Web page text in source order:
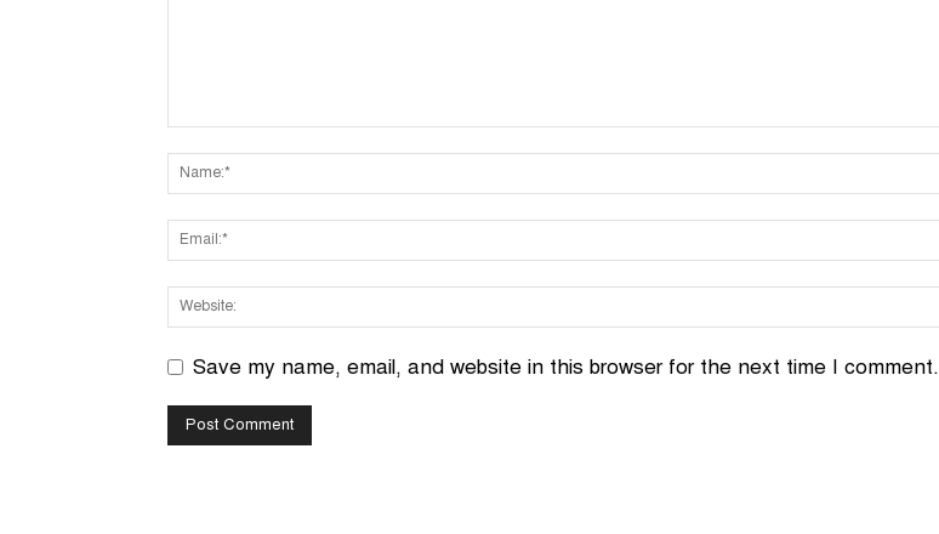
Save my name, email, and website in this browser for the next time I comment.